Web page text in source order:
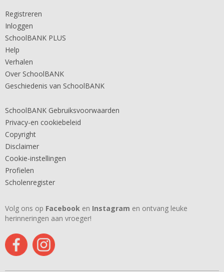
Registreren
Inloggen
SchoolBANK PLUS
Help
Verhalen
Over SchoolBANK
Geschiedenis van SchoolBANK
SchoolBANK Gebruiksvoorwaarden
Privacy-en cookiebeleid
Copyright
Disclaimer
Cookie-instellingen
Profielen
Scholenregister
Volg ons op Facebook en Instagram en ontvang leuke
herinneringen aan vroeger!